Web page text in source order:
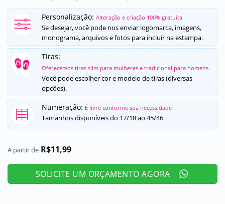
Avaliado
como
5, com
baseado em
4
avaliações
de clientes
Personalização: Alteração e criação 100% gratuita
Se desejar, você pode nos enviar logomarca, imagens,
monograma, arquivos e fotos para incluir na estampa.
Tiras:
Oferecemos tiras slim para mulheres e tradicional para homens.
Você pode escolher cor e modelo de tiras (diversas
opções).
Numeração: É livre conforme sua necessidade
Tamanhos disponíveis do 17/18 ao 45/46
A partir de R$11,99
SOLICITE UM ORÇAMENTO AGORA